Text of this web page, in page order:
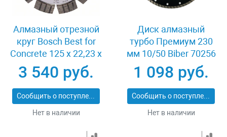
Алмазный отрезной
круг Bosch Best for
Concrete 125 x 22,23 x
2,2 x 12 mm
3 540 руб.
Сообщить о поступлении
Нет в наличии
Диск алмазный
турбо Премиум 230
мм 10/50 Biber 70256
1 098 руб.
Сообщить о поступлении
Нет в наличии